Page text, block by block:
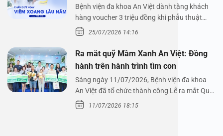
Nguyễn Thị Hoài An
Bệnh viện đa khoa An Việt dành tặng khách
hàng voucher 3 triệu đồng khi phẫu thuật
xoang cùng PGS.…
25/07/2026 14:16
Ra mắt quỹ Mầm Xanh An Việt: Đồng
hành trên hành trình tìm con
Sáng ngày 11/07/2026, Bệnh viện đa khoa
An Việt đã tổ chức thành công Lễ ra mắt Quỹ
Mầm Xanh…
11/07/2026 18:15